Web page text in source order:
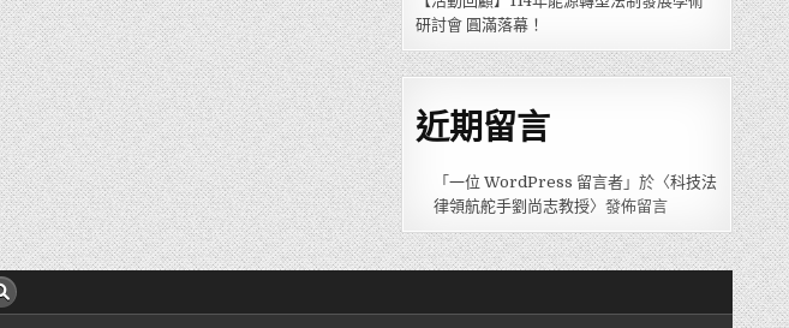
研討會 圓滿落幕！
近期留言
「一位 WordPress 留言者 」於〈科技法
律領航舵手劉尚志教授〉發佈留言